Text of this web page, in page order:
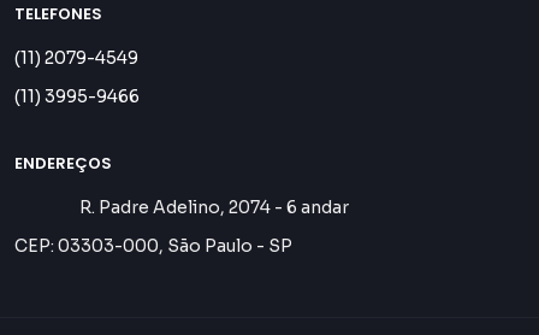
TELEFONES
(11) 2079-4549
(11) 3995-9466
ENDEREÇOS
R. Padre Adelino, 2074 - 6 andar
CEP: 03303-000, São Paulo - SP